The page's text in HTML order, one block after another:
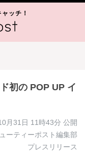
ッチ！
初の POP UP イ
月31日 11時43分 公開
ーティーポスト編集部
プレスリリース